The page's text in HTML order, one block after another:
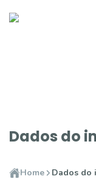
Dados do
Home Dados do